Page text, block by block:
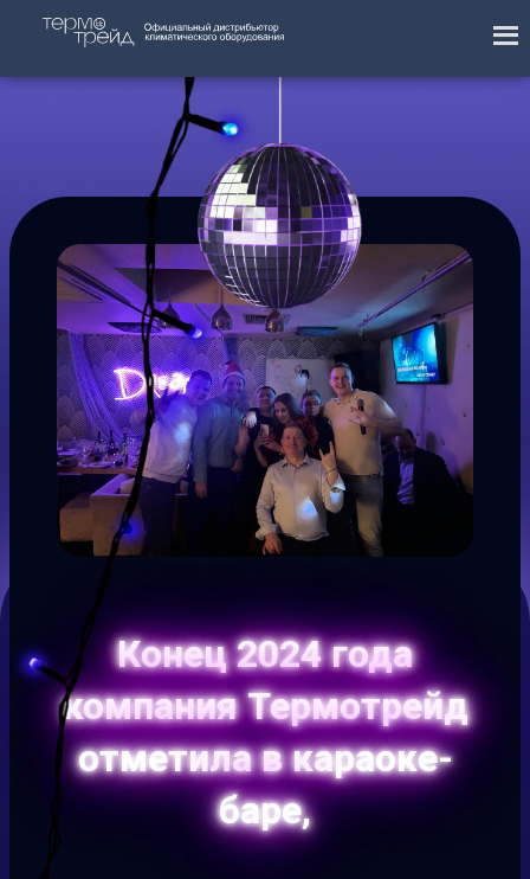
Конец 2024 года
компания Термотрейд
отметила в караоке-
баре,